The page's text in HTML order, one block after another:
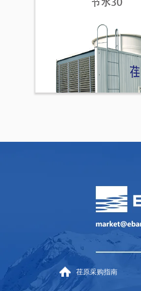
荏原采购指南